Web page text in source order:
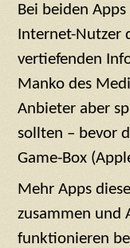
Bei beiden
Internet-Nutzer
vertiefenden
Manko des
Anbieter aber
sollten – bevor
Game-Box
Mehr Apps
zusammen und
funktionieren